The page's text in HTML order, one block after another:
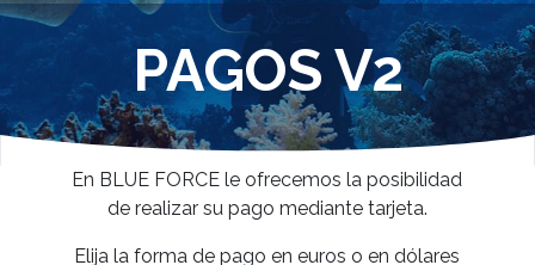
PAGOS V2
En BLUE FORCE le ofrecemos la posibilidad
de realizar su pago mediante tarjeta.
Elija la forma de pago en euros o en dólares